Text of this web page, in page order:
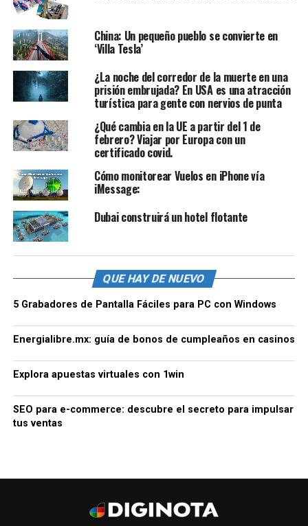
China: Un pequeño pueblo se convierte en
‘Villa Tesla’
¿La noche del corredor de la muerte en una
prisión embrujada? En USA es una atracción
turística para gente con nervios de punta
¿Qué cambia en la UE a partir del 1 de
febrero? Viajar por Europa con un
certificado covid.
Cómo monitorear Vuelos en iPhone vía
iMessage:
Dubai construirá un hotel flotante
QUE HAY DE NUEVO
5 Grabadores de Pantalla Fáciles para PC con Windows
Energialibre.mx: guía de bonos de cumpleaños en casinos
Explora apuestas virtuales con 1win
SEO para e-commerce: descubre el secreto para impulsar
tus ventas